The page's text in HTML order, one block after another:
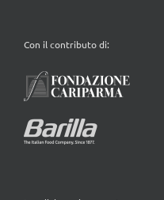
Con il contributo di: